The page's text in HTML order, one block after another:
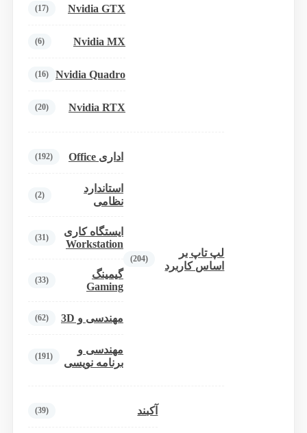
Nvidia GTX
(17)
Nvidia MX
(6)
Nvidia Quadro
(16)
Nvidia RTX
(20)
لپ تاپ بر
اساس کاربرد
(204)
اداری Office (192)
استاندارد
نظامی
(2)
ایستگاه کاری
Workstation
(31)
گیمینگ
Gaming
(33)
مهندسی و 3D (62)
مهندسی و
برنامه نویسی
(191)
آکبند (39)